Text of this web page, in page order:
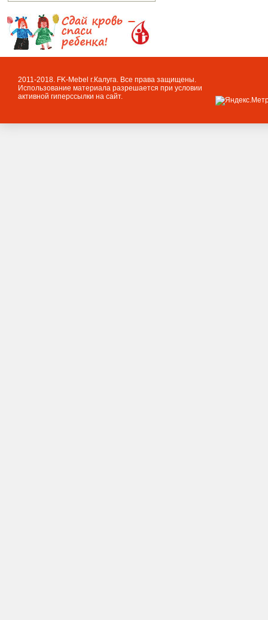
2011-2018. FK-Mebel г.Калуга. Все права защищены.
Использование материала разрешается при условии
активной гиперссылки на сайт.